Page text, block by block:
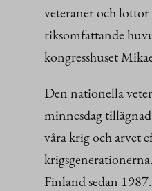
veteraner och lottor
riksomfattande
kongresshuset
Den nationella
minnesdag
våra krig och arvet
Finland sedan 1987.